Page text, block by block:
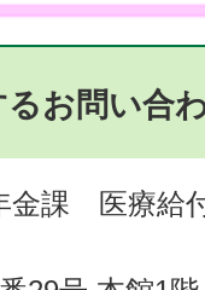
お問い合
金課 医療給